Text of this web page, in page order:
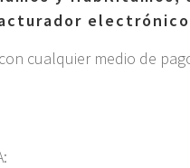
cualquier medio de